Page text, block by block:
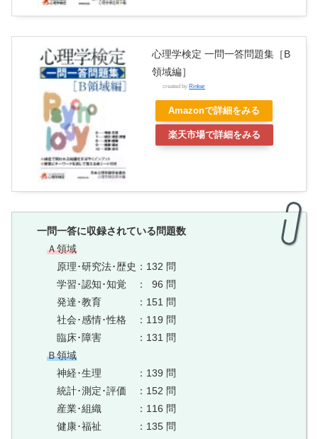
心理学検定 一問一答問題集［B
領域編］
created by Rinker
Amazonで詳細をみる
楽天市場で詳細をみる
一問一答に収録されている問題数
Ａ領域
原理･研究法･歴史：132 問
学習･認知･知覚 ：
96 問
発達･教育
：151 問
社会･感情･性格 ：119 問
臨床･障害
：131 問
Ｂ領域
神経･生理
：139 問
統計･測定･評価 ：152 問
産業･組織 ：116 問
健康･福祉 ：135 問